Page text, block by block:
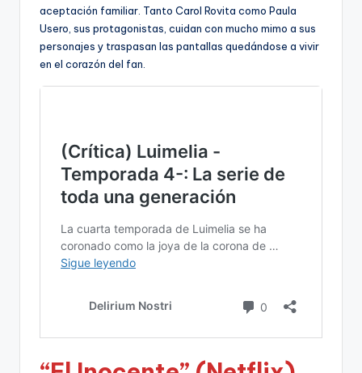
aceptación familiar. Tanto Carol Rovita como Paula
Usero, sus protagonistas, cuidan con mucho mimo a sus
personajes y traspasan las pantallas quedándose a vivir
en el corazón del fan.